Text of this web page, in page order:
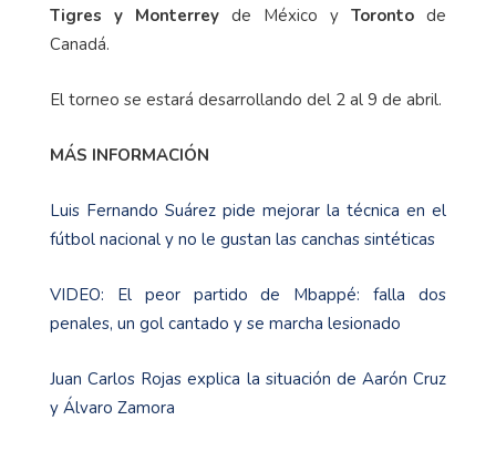
Tigres y Monterrey de México y Toronto de
Canadá.
El torneo se estará desarrollando del 2 al 9 de abril.
MÁS INFORMACIÓN
Luis Fernando Suárez pide mejorar la técnica en el
fútbol nacional y no le gustan las canchas sintéticas
VIDEO: El peor partido de Mbappé: falla dos
penales, un gol cantado y se marcha lesionado
Juan Carlos Rojas explica la situación de Aarón Cruz
y Álvaro Zamora